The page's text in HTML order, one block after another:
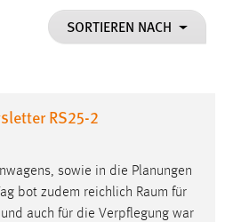
SORTIEREN NACH
RS25-2
sowie in die Planungen
bot zudem reichlich Raum für
auch für die Verpflegung war
wird in diesem Cookie